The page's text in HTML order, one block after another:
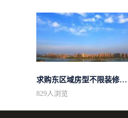
求购东区域房型不限装修不限
829人浏览